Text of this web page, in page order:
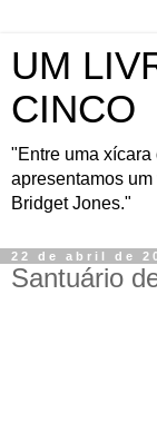
UM
CINCO
"Entre uma xícara
apresentamos
Bridget Jones."
22 de abril de
Santuário